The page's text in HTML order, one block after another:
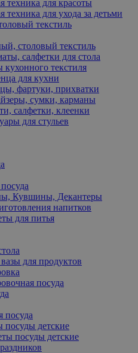
техника для красоты
техника для ухода за детьми
текстиль
столовый текстиль
салфетки для стола
текстиля
для кухни
фартуки, прихватки
сумки, карманы
салфетки, клеенки
для стульев
Кувшины, Декантеры
напитков
для питья
для продуктов
посуда
посуда
посуды детские
посуды детские